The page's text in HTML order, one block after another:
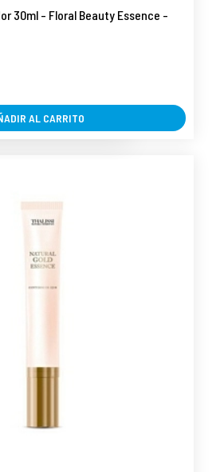
30ml - Floral Beauty Essence -
AL CARRITO